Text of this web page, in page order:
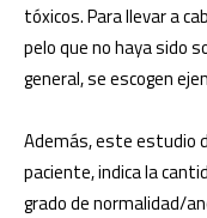
tóxicos. Para llevar a
pelo que no haya sido
general, se escogen
Además, este estudio
paciente, indica la
grado de normalidad/